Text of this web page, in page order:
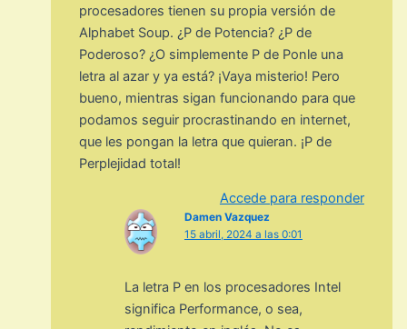
procesadores tienen su propia versión de
Alphabet Soup. ¿P de Potencia? ¿P de
Poderoso? ¿O simplemente P de Ponle una
letra al azar y ya está? ¡Vaya misterio! Pero
bueno, mientras sigan funcionando para que
podamos seguir procrastinando en internet,
que les pongan la letra que quieran. ¡P de
Perplejidad total!
Accede para responder
Damen Vazquez
15 abril, 2024 a las 0:01
La letra P en los procesadores Intel
significa Performance, o sea,